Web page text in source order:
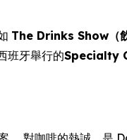
The Drinks Show（飲
班牙舉行的Specialty